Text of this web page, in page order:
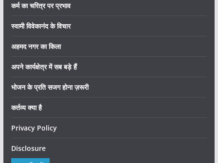
कर्म का चरित्र पर प्रभाव
स्वामी विवेकानंद के विचार
अहमद नगर का किला
अपने कार्यक्षेत्र में सब बड़े हैं
भोजन के प्रति सजग होना ज़रूरी
कर्तव्य क्या है
Privacy Policy
Disclosure